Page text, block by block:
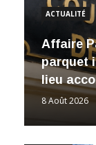
ACTUALITÉ
Affaire
parquet
lieu
8 Août 2026